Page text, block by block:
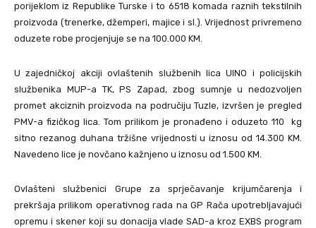
porijeklom iz Republike Turske i to 6518 komada raznih tekstilnih
proizvoda (trenerke, džemperi, majice i sl.). Vrijednost privremeno
oduzete robe procjenjuje se na 100.000 KM.
U zajedničkoj akciji ovlaštenih službenih lica UINO i policijskih
službenika MUP-a TK, PS Zapad, zbog sumnje u nedozvoljen
promet akciznih proizvoda na područiju Tuzle, izvršen je pregled
PMV-a fizičkog lica. Tom prilikom je pronađeno i oduzeto 110 kg
sitno rezanog duhana tržišne vrijednosti u iznosu od 14.300 KM.
Navedeno lice je novčano kažnjeno u iznosu od 1.500 KM.
Ovlašteni službenici Grupe za sprječavanje krijumčarenja i
prekršaja prilikom operativnog rada na GP Rača upotrebljavajući
opremu i skener koji su donacija vlade SAD-a kroz EXBS program